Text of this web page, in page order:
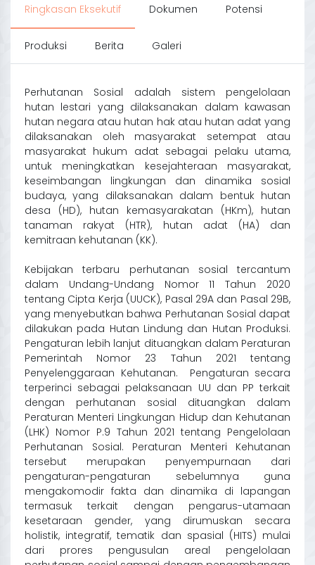
Ringkasan Eksekutif Dokumen Potensi
Produksi Berita Galeri
Perhutanan Sosial adalah sistem pengelolaan
hutan lestari yang dilaksanakan dalam kawasan
hutan negara atau hutan hak atau hutan adat yang
dilaksanakan oleh masyarakat setempat atau
masyarakat hukum adat sebagai pelaku utama,
untuk meningkatkan kesejahteraan masyarakat,
keseimbangan lingkungan dan dinamika sosial
budaya, yang dilaksanakan dalam bentuk hutan
desa (HD), hutan kemasyarakatan (HKm), hutan
tanaman rakyat (HTR), hutan adat (HA) dan
kemitraan kehutanan (KK).
Kebijakan terbaru perhutanan sosial tercantum
dalam Undang-Undang Nomor 11 Tahun 2020
tentang Cipta Kerja (UUCK), Pasal 29A dan Pasal 29B,
yang menyebutkan bahwa Perhutanan Sosial dapat
dilakukan pada Hutan Lindung dan Hutan Produksi.
Pengaturan lebih lanjut dituangkan dalam Peraturan
Pemerintah Nomor 23 Tahun 2021 tentang
Penyelenggaraan Kehutanan. Pengaturan secara
terperinci sebagai pelaksanaan UU dan PPterkait
dengan perhutanan sosial dituangkan dalam
Peraturan Menteri Lingkungan Hidup dan Kehutanan
(LHK) Nomor P.9 Tahun 2021 tentang Pengelolaan
Perhutanan Sosial. Peraturan Menteri Kehutanan
tersebut merupakan penyempurnaan dari
pengaturan-pengaturan sebelumnya guna
mengakomodir fakta dan dinamika di lapangan
termasuk terkait dengan pengarus-utamaan
kesetaraan gender, yang dirumuskan secara
holistik, integratif, tematik dan spasial (HITS) mulai
dari prores pengusulan areal pengelolaan